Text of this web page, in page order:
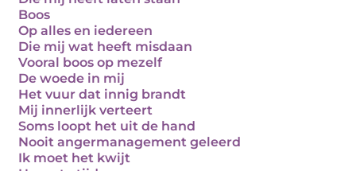
Boos
Op alles en iedereen
Die mij wat heeft misdaan
Vooral boos op mezelf
De woede in mij
Het vuur dat innig brandt
Mij innerlijk verteert
Soms loopt het uit de hand
Nooit angermanagement geleerd
Ik moet het kwijt